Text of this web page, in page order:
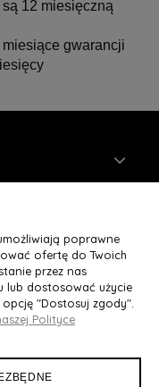
12 miesięczną
miesiące gwarancji
poprawne
ofertę do Twoich
przez nas
lub dostosować użycie
"Dostosuj zgody".
Polityce